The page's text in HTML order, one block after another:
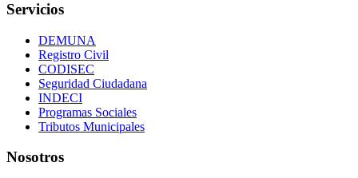
Servicios
DEMUNA
Registro Civil
CODISEC
Seguridad Ciudadana
INDECI
Programas Sociales
Tributos Municipales
Nosotros